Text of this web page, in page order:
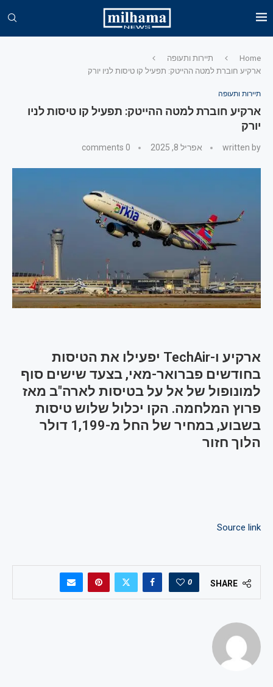
Home
תיירות ותעופה
ארקיע חוברת למטה ההייטק: תפעיל קו טיסות לניו יורק
תיירות ותעופה
ארקיע חוברת למטה ההייטק: תפעיל קו טיסות לניו
יורק
written by אפריל 8, 2025 0 comments
ארקיע ו-TechAir יפעילו את הטיסות
בחודשים פברואר-מאי, בצעד שישים סוף
למונופול של אל על בטיסות לארה"ב מאז
פרוץ המלחמה. הקו יכלול שלוש טיסות
בשבוע, במחיר של החל מ-1,199 דולר
הלוך חזור
Source link
SHARE
0